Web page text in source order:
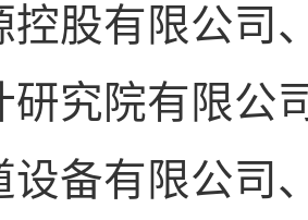
控股有限公司
研究院有限公
设备有限公司